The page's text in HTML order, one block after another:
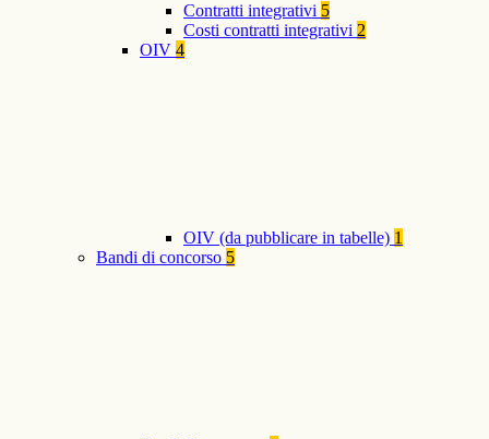
Contratti integrativi 5
Costi contratti integrativi 2
OIV 4
OIV (da pubblicare in tabelle) 1
Bandi di concorso 5